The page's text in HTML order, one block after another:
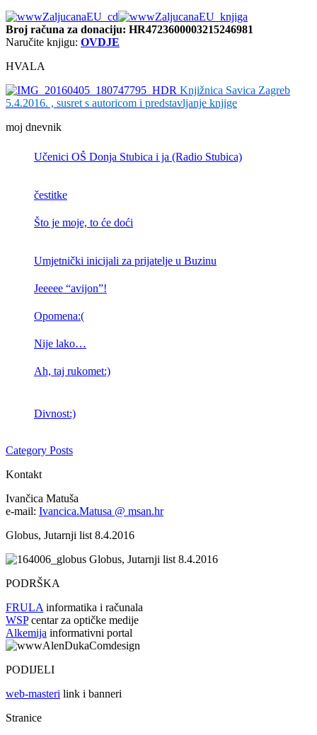
Broj računa za donaciju: HR4723600003215246981
Naručite knjigu: OVDJE
HVALA
Knjižnica Savica Zagreb
5.4.2016. , susret s autoricom i predstavljanje knjige
moj dnevnik
Učenici OŠ Donja Stubica i ja (Radio Stubica)
čestitke
Što je moje, to će doći
Umjetnički inicijali za prijatelje u Buzinu
Jeeeee “avijon”!
Opomena:(
Nije lako…
Ah, taj rukomet:)
Divnost:)
Category Posts
Kontakt
Ivančica Matuša
e-mail: Ivancica.Matusa @ msan.hr
Globus, Jutarnji list 8.4.2016
Globus, Jutarnji list 8.4.2016
PODRŠKA
FRULA informatika i računala
WSPcentar za optičke medije
Alkemija informativni portal
PODIJELI
web-masteri link i banneri
Stranice